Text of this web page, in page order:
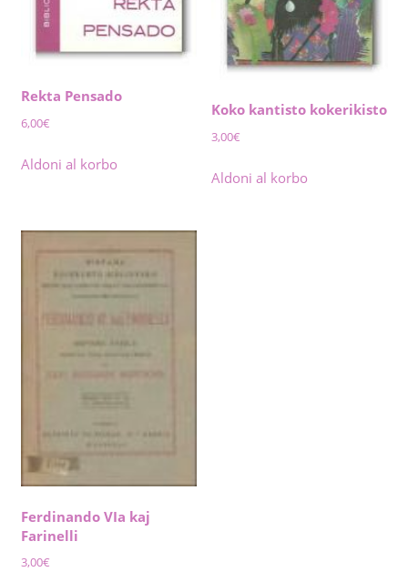
Rekta Pensado
6,00€
Aldoni al korbo
Koko kantisto kokerikisto
3,00€
Aldoni al korbo
Ferdinando VIa kaj
Farinelli
3,00€